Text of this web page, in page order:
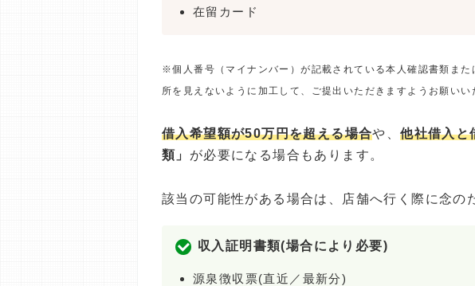
在留カード
※個人番号（マイナンバー）が記載されている本人確認書類ま
所を見えないように加工して、ご提出いただきますようお願いい
借入希望額が50万円を超える場合や、他社借入と
類」 が必要になる場合もあります。
該当の可能性がある場合は、店舗へ行く際に念の
収入証明書類(場合により必要)
源泉徴収票(直近／最新分)